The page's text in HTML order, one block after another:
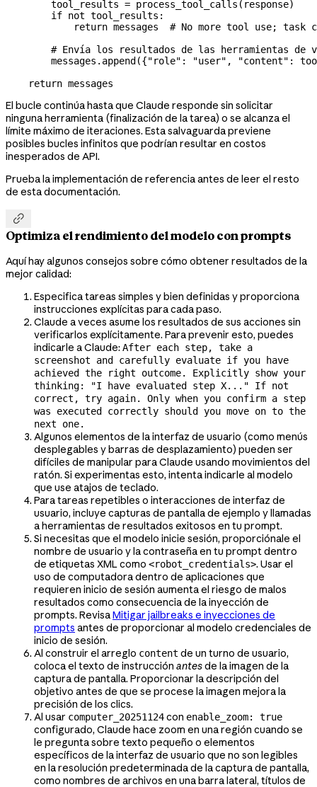
        tool_results
= process_tool_calls(response)
        if
not tool_results:
            return
messages # No more tool use; task
# Envía los resultados de las herramientas de
        messages.append({
"role" : "user" , "content" :
    return
messages
El bucle continúa hasta que Claude responde sin solicitar
ninguna herramienta (finalización de la tarea) o se alcanza el
límite máximo de iteraciones. Esta salvaguarda previene
posibles bucles infinitos que podrían resultar en costos
inesperados de API.
Prueba la implementación de referencia antes de leer el resto
de esta documentación.

Optimiza el rendimiento del modelo con prompts
Aquí hay algunos consejos sobre cómo obtener resultados de la
mejor calidad:
Especifica tareas simples y bien definidas y proporciona
instrucciones explícitas para cada paso.
Claude a veces asume los resultados de sus acciones sin
verificarlos explícitamente. Para prevenir esto, puedes
indicarle a Claude: After each step, take a
screenshot and carefully evaluate if you have
achieved the right outcome. Explicitly show your
thinking: "I have evaluated step X..." If not
correct, try again. Only when you confirm a step
was executed correctly should you move on to the
next one.
Algunos elementos de la interfaz de usuario (como menús
desplegables y barras de desplazamiento) pueden ser
difíciles de manipular para Claude usando movimientos del
ratón. Si experimentas esto, intenta indicarle al modelo
que use atajos de teclado.
Para tareas repetibles o interacciones de interfaz de
usuario, incluye capturas de pantalla de ejemplo y llamadas
a herramientas de resultados exitosos en tu prompt.
Si necesitas que el modelo inicie sesión, proporciónale el
nombre de usuario y la contraseña en tu prompt dentro
de etiquetas XML como <robot_credentials>. Usar el
uso de computadora dentro de aplicaciones que
requieren inicio de sesión aumenta el riesgo de malos
resultados como consecuencia de la inyección de
prompts. RevisaMitigar jailbreaks e inyecciones de
prompts antes de proporcionar al modelo credenciales de
inicio de sesión.
Al construir el arreglo content de un turno de usuario,
coloca el texto de instrucción antesde la imagen de la
captura de pantalla. Proporcionar la descripción del
objetivo antes de que se procese la imagen mejora la
precisión de los clics.
Al usar computer_20251124con enable_zoom: true
configurado, Claude hace zoom en una región cuando se
le pregunta sobre texto pequeño o elementos
específicos de la interfaz de usuario que no son legibles
en la resolución predeterminada de la captura de pantalla,
como nombres de archivos en una barra lateral, títulos de